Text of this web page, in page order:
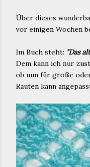
Über dieses
vor einigen Wochen
Im Buch steht: "Das
Dem kann ich nur
ob nun für große
Rauten kann